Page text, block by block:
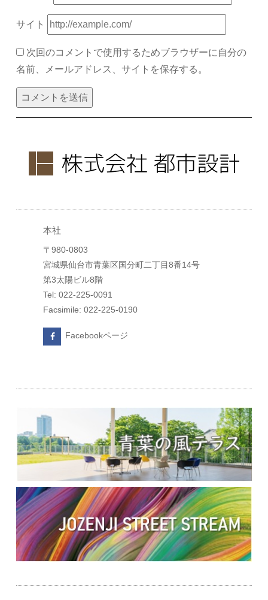
サイト
次回のコメントで使用するためブラウザーに自分の
名前、メールアドレス、サイトを保存する。
本社
〒980-0803
宮城県仙台市青葉区国分町二丁目8番14号
第3太陽ビル8階
Tel: 022-225-0091
Facsimile: 022-225-0190
Facebookページ